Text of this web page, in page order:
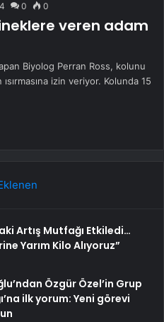
0 0
veren adam
Biyolog Perran Ross, kolunu
izin veriyor. Kolunda 15
Artış Mutfağı Etkiledi…
Yarım Kilo Alıyoruz”
Özgür Özel’in Grup
ilk yorum: Yeni görevi